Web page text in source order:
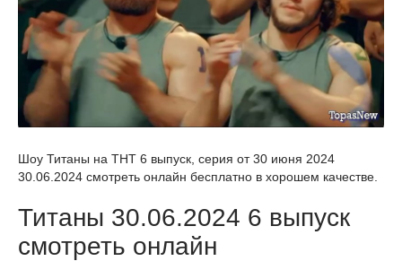
Шоу Титаны на ТНТ 6 выпуск, серия от 30 июня 2024
30.06.2024 смотреть онлайн бесплатно в хорошем качестве.
Титаны 30.06.2024 6 выпуск
смотреть онлайн